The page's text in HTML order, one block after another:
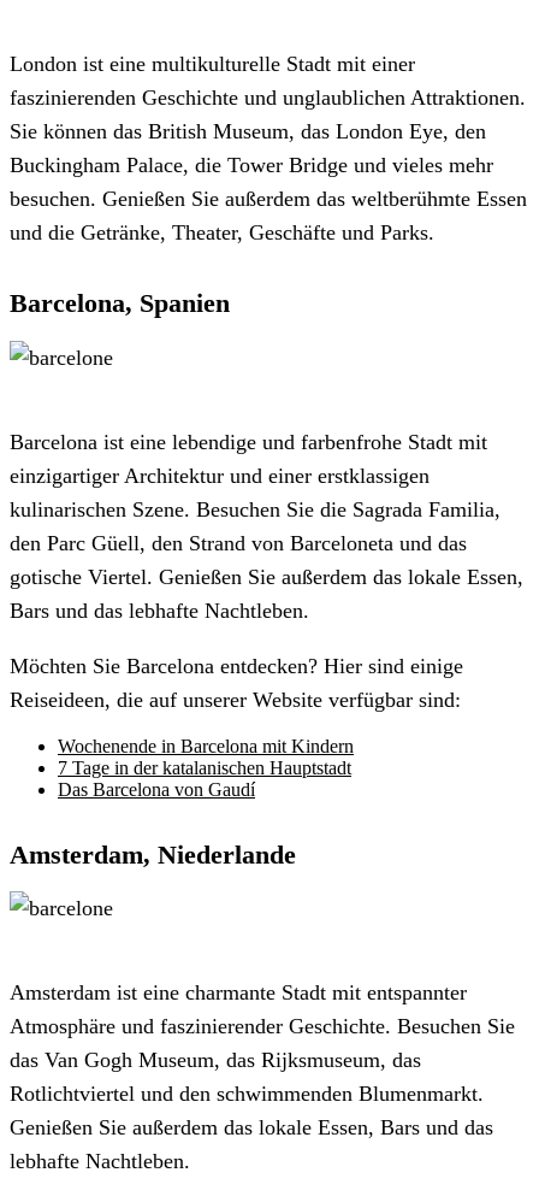
London ist eine multikulturelle Stadt mit einer
faszinierenden Geschichte und unglaublichen Attraktionen.
Sie können das British Museum, das London Eye, den
Buckingham Palace, die Tower Bridge und vieles mehr
besuchen. Genießen Sie außerdem das weltberühmte Essen
und die Getränke, Theater, Geschäfte und Parks.
Barcelona, Spanien
Barcelona ist eine lebendige und farbenfrohe Stadt mit
einzigartiger Architektur und einer erstklassigen
kulinarischen Szene. Besuchen Sie die Sagrada Familia,
den Parc Güell, den Strand von Barceloneta und das
gotische Viertel. Genießen Sie außerdem das lokale Essen,
Bars und das lebhafte Nachtleben.
Möchten Sie Barcelona entdecken? Hier sind einige
Reiseideen, die auf unserer Website verfügbar sind:
Wochenende in Barcelona mit Kindern
7 Tage in der katalanischen Hauptstadt
Das Barcelona von Gaudí
Amsterdam, Niederlande
Amsterdam ist eine charmante Stadt mit entspannter
Atmosphäre und faszinierender Geschichte. Besuchen Sie
das Van Gogh Museum, das Rijksmuseum, das
Rotlichtviertel und den schwimmenden Blumenmarkt.
Genießen Sie außerdem das lokale Essen, Bars und das
lebhafte Nachtleben.